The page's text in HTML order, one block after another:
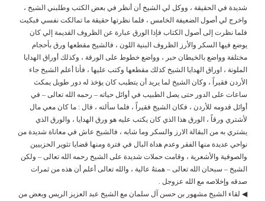
شديدة في الحقيقة ، ووكل لي الشيخ أن أنظر في بعض الكتب وطلبني الشيخ ،
واخرج لي أصول الضعيفة الخامس ، فلما نظرتها حقيقة ما تمالكت نفسي فبكيت
فلما نظرت إلى أصول الكتاب فإذا الورق عبارة عن الظروف القديمة إلي كان
يوضع فيها السكر والأرز الظروف البنية اللون ، فالشيخ مقطعها ورق بأحجام
مختلفة وواضع بالخيطان حبر ، وواضع خطوط على الورقة ، وكذلك أوراق الهدايا
الملونة ، اوراق الهدايا الشيخ كذلك مقطعها وكتب عليها ، فأنا أعلم الشيخ جاء
الأردن فقيراً ، وكان الشيخ لما يريد أن يتطبب كان يؤخذ له دور طويل يمكث
ساعات على الدور حتى يصل الطبيب في أوائل حياته – رحمه الله تعالى – في
أوائل قدومه للأردن ، فكان الشيخ فقيراً ، فلما سألته ، قال : ما كان معي مال
لأشتري ورقاً ، الورق هذا الذي كان يكتب عليه هو ورق الهدايا ، والورق الذي
يشتري به من البقالة الارز والسكر وما شابه ، فالشيخ عاش في معاناة شديدة من
نواحي عديدة منها الفقر وعدم هداة البال في فترة ومنها قضايا تثوير الحزبيين
والصوفية والأشعرية ، وقامت حملات شديدة على الشيخ رحمه الله تعالى – ولكن
الشيخ – سبحان الله تعالى – همتهُ عالية ، والله تعالى أعلم أن هذه من ثمرات
صدقه وإخلاصه مع الله عزوجل .
◀ لقاء الشيخ مشهور بن حسن آل سلمان مع الشيخ عبد العزيز الريس وبعض من